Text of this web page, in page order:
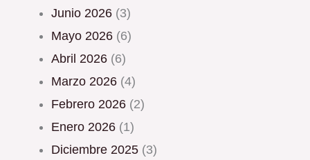
junio 2026 (3)
mayo 2026 (6)
abril 2026 (6)
marzo 2026 (4)
febrero 2026 (2)
enero 2026 (1)
diciembre 2025 (3)